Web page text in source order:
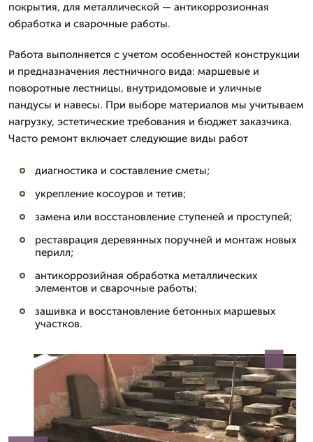
покрытия, для металлической — антикоррозионная
обработка и сварочные работы.
Работа выполняется с учетом особенностей конструкции
и предназначения лестничного вида: маршевые и
поворотные лестницы, внутридомовые и уличные
пандусы и навесы. При выборе материалов мы учитываем
нагрузку, эстетические требования и бюджет заказчика.
Часто ремонт включает следующие виды работ
диагностика и составление сметы;
укрепление косоуров и тетив;
замена или восстановление ступеней и проступей;
реставрация деревянных поручней и монтаж новых
перилл;
антикоррозийная обработка металлических
элементов и сварочные работы;
зашивка и восстановление бетонных маршевых
участков.